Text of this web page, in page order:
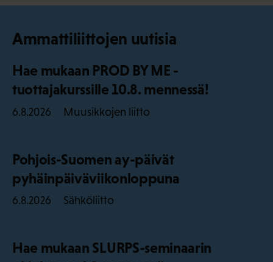
Ammattiliittojen uutisia
Hae mukaan PROD BY ME -
tuottajakurssille 10.8. mennessä!
6.8.2026 Muusikkojen liitto
Pohjois-Suomen ay-päivät
pyhäinpäiväviikonloppuna
6.8.2026 Sähköliitto
Hae mukaan SLURPS-seminaarin